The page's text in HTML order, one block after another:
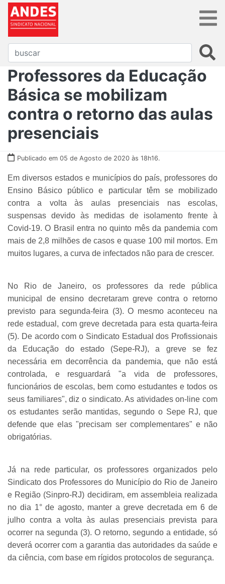
Professores da Educação
Básica se mobilizam
contra o retorno das aulas
presenciais
Publicado em 05 de Agosto de 2020 às 18h16.
Em diversos estados e municípios do país, professores do
Ensino Básico público e particular têm se mobilizado
contra a volta às aulas presenciais nas escolas,
suspensas devido às medidas de isolamento frente à
Covid-19. O Brasil entra no quinto mês da pandemia com
mais de 2,8 milhões de casos e quase 100 mil mortos. Em
muitos lugares, a curva de infectados não para de crescer.
No Rio de Janeiro, os professores da rede pública
municipal de ensino decretaram greve contra o retorno
previsto para segunda-feira (3). O mesmo aconteceu na
rede estadual, com greve decretada para esta quarta-feira
(5). De acordo com o Sindicato Estadual dos Profissionais
da Educação do estado (Sepe-RJ), a greve se fez
necessária em decorrência da pandemia, que não está
controlada, e resguardará "a vida de professores,
funcionários de escolas, bem como estudantes e todos os
seus familiares", diz o sindicato. As atividades on-line com
os estudantes serão mantidas, segundo o Sepe RJ, que
defende que elas "precisam ser complementares" e não
obrigatórias.
Já na rede particular, os professores organizados pelo
Sindicato dos Professores do Município do Rio de Janeiro
e Região (Sinpro-RJ) decidiram, em assembleia realizada
no dia 1° de agosto, manter a greve decretada em 6 de
julho contra a volta às aulas presenciais prevista para
ocorrer na segunda (3). O retorno, segundo a entidade, só
deverá ocorrer com a garantia das autoridades da saúde e
da ciência, com base em rígidos protocolos de segurança.